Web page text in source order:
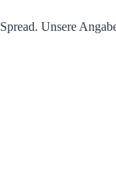
Spread. Unsere